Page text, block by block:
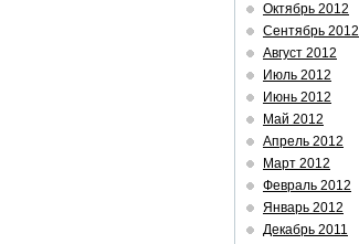
Октябрь 2012
Сентябрь 2012
Август 2012
Июль 2012
Июнь 2012
Май 2012
Апрель 2012
Март 2012
Февраль 2012
Январь 2012
Декабрь 2011